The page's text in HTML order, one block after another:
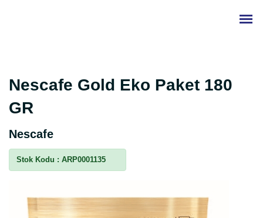
Nescafe Gold Eko Paket 180
GR
Nescafe
Stok Kodu : ARP0001135